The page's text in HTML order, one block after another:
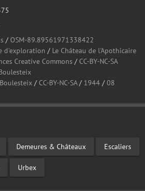
/ OSM-89.89561971338422
d'exploration / Le Château de l'Apothicaire
Creative Commons / CC-BY-NC-SA
/ CC-BY-NC-SA/ 1944 /08
Demeures & Châteaux Escaliers
Urbex